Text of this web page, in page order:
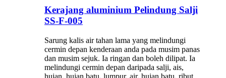
Kerajang aluminium Pelindung Salji
SS-F-005
Sarung kalis air tahan lama yang melindungi
cermin depan kenderaan anda pada musim panas
dan musim sejuk. Ia ringan dan boleh dilipat. Ia
melindungi cermin depan daripada salji, ais,
hujan, hujan batu, lumpur, air, hujan batu, ribut